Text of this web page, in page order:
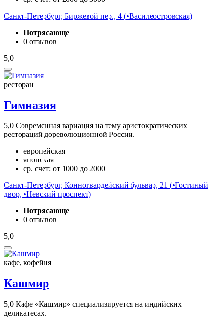
Санкт-Петербург, Биржевой пер., 4 (•Василеостровская)
Потрясающе
0 отзывов
5,0
ресторан
Гимназия
5,0 Современная вариация на тему аристократических
рестораций дореволюционной России.
европейская
японская
ср. счет: от 1000 до 2000
Санкт-Петербург, Конногвардейский бульвар, 21 (•Гостиный
двор, •Невский проспект)
Потрясающе
0 отзывов
5,0
кафе, кофейня
Кашмир
5,0 Кафе «Кашмир» специализируется на индийских
деликатесах.